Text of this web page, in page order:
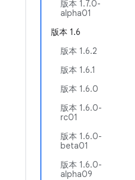
版本 1.7.0-
alpha01
版本 1.6
版本 1.6.2
版本 1.6.1
版本 1.6.0
版本 1.6.0-
rc01
版本 1.6.0-
beta01
版本 1.6.0-
alpha09